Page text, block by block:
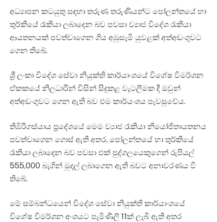
අධ්‍යාපන කටයුතු සඳහා තරුණ තරුණියන්ට පෝලන්තයේ හා
තුර්කියේ රැකියා ලබාදෙන බව පවසා ව්‍යාජ විදේශ රැකියා
ආයතනයක් පවත්වාගෙන ගිය අඹුසැමි යුවළක් අත්අඩංගුවට
ගෙන තිබේ.
ශ්‍රී ලංකා විදේශ සේවා නියුක්ති කාර්යාංශයේ විශේෂ විමර්ශන
ඒකකයේ නිලධාරින් විසින් සිදුකළ වැටලීමක දී ඔවුන්
අත්අඩංගුවට ගෙන ඇති බව එම කාර්යංශය පැවසුවේය.
තිඹිරිගස්යාය ප්‍රදේශයේ මෙම ව්‍යාජ රැකියා නියෝජිතායතනය
පවත්වාගෙන ගොස් ඇති අතර, පෝලන්තයේ හා තුර්කියේ
රැකියා ලබාදෙන බව පවසා එක් පුද්ගලයෙකුගෙන් රුපියල්
555,000 බැගින් මුදල් ලබාගෙන ඇති බවට අනාවරණය වී
තිබේ.
මේ සම්බන්ධයෙන් විදේශ සේවා නියුක්ති කාර්යාංශයේ
විශේෂ විමර්ශන අංශයට පැමිණිලි 11ක් ලැබී ඇති අතර